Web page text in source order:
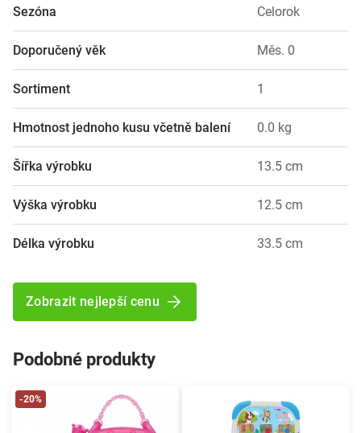
Sezóna Celorok
Doporučený věk Měs. 0
Sortiment 1
Hmotnost jednoho kusu včetně balení 0.0 kg
Šířka výrobku 13.5 cm
Výška výrobku 12.5 cm
Délka výrobku 33.5 cm
Zobrazit nejlepší cenu
Podobné produkty
-20%